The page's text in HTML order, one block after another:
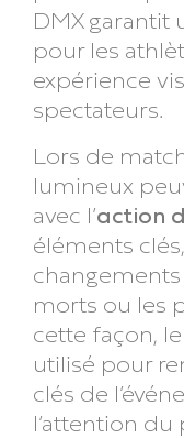
DMX garantit
pour les
expérience
spectateurs.
Lors de
lumineux
avec l’action
éléments
morts ou les
cette façon,
utilisé pour
clés de
l’attention